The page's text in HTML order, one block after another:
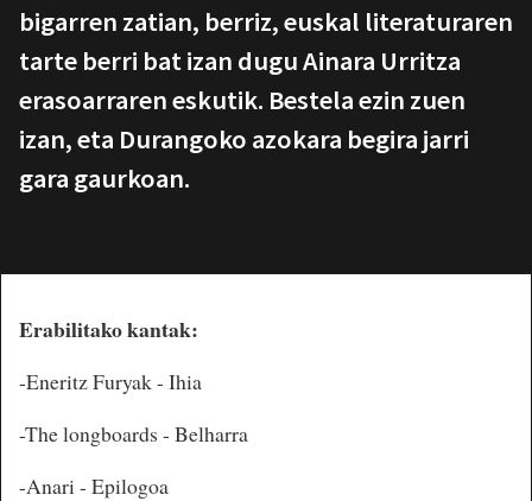
bigarren zatian, berriz, euskal literaturaren
tarte berri bat izan dugu Ainara Urritza
erasoarraren eskutik. Bestela ezin zuen
izan, eta Durangoko azokara begira jarri
gara gaurkoan.
Erabilitako kantak:
-Eneritz Furyak - Ihia
-The longboards - Belharra
-Anari - Epilogoa